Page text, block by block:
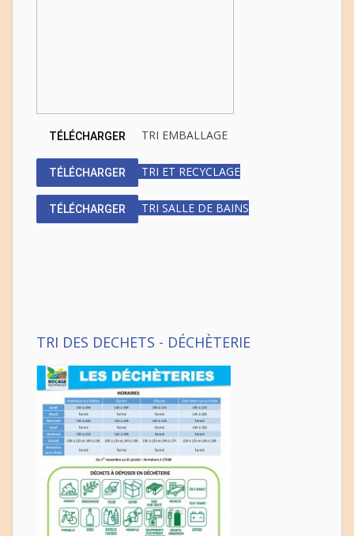
TÉLÉCHARGER TRI EMBALLAGE
TÉLÉCHARGER TRI ET RECYCLAGE
TÉLÉCHARGER TRI SALLE DE BAINS
TRI DES DECHETS - DÉCHÈTERIE